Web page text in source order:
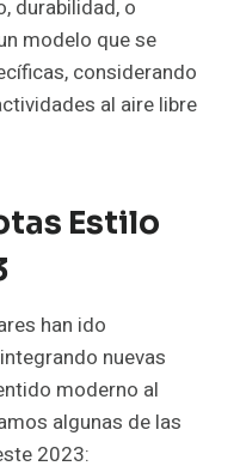
durabilidad, o
modelo que se
considerando
al aire libre
Estilo
han ido
nuevas
moderno al
algunas de las
2023: